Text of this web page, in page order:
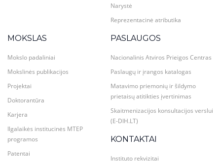
Narystė
Reprezentacinė atributika
MOKSLAS
Mokslo padaliniai
Mokslinės publikacijos
Projektai
Doktorantūra
Karjera
Ilgalaikės institucinės MTEP
programos
Patentai
PASLAUGOS
Nacionalinis Atviros Prieigos Centras
Paslaugų ir įrangos katalogas
Matavimo priemonių ir šildymo
prietaisų atitikties įvertinimas
Skaitmenizacijos konsultacijos verslui
(E-DIH.LT)
KONTAKTAI
Instituto rekvizitai